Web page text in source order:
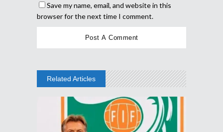
Save my name, email, and website in this
browser for the next time I comment.
Related Articles